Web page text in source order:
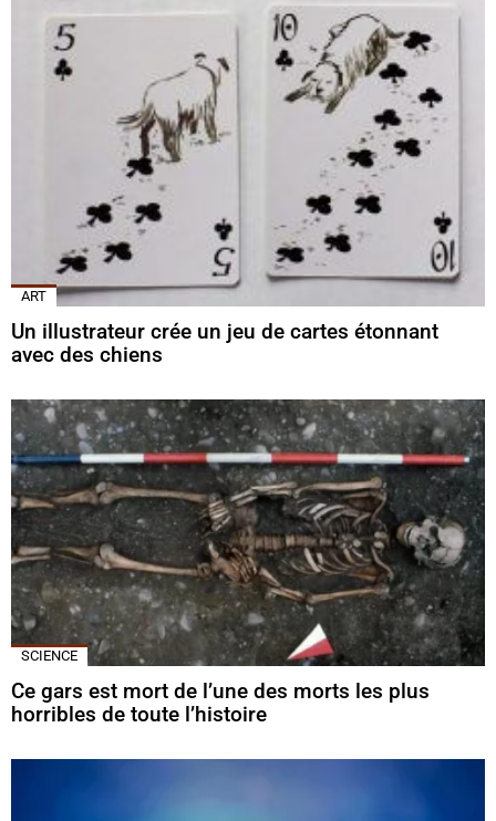
ART
Un illustrateur crée un jeu de cartes étonnant
avec des chiens
SCIENCE
Ce gars est mort de l’une des morts les plus
horribles de toute l’histoire